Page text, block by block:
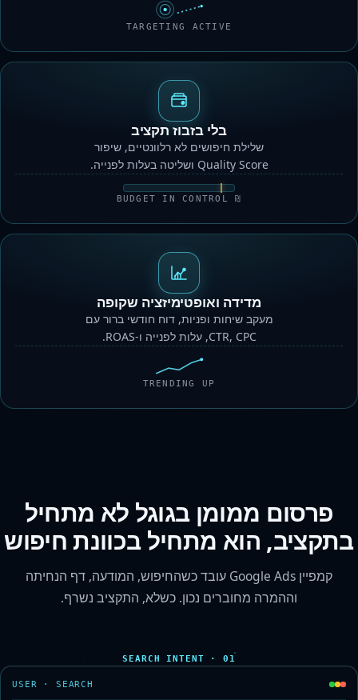
TARGETING ACTIVE
בלי בזבוז תקציב
שלילת חיפושים לא רלוונטיים, שיפור
Quality Score ושליטה בעלות לפנייה.
₪ BUDGET IN CONTROL
מדידה ואופטימיזציה שקופה
מעקב שיחות ופניות, דוח חודשי ברור עם
CTR, CPC, עלות לפנייה ו-ROAS.
TRENDING UP
פרסום ממומן בגוגל לא מתחיל
בתקציב, הוא מתחיל בכוונת חיפוש
קמפיין Google Ads עובד כשהחיפוש, המודעה, דף הנחיתה
וההמרה מחוברים נכון. כשלא, התקציב נשרף.
01 · SEARCH INTENT
USER · SEARCH